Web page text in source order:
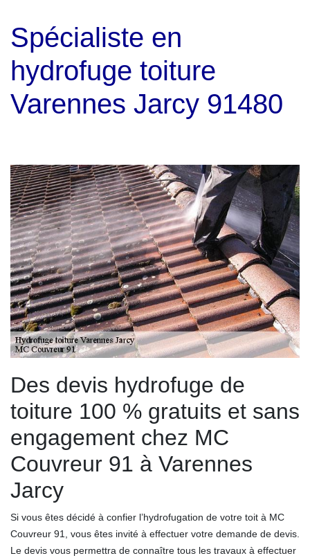
Spécialiste en
hydrofuge toiture
Varennes Jarcy 91480
Des devis hydrofuge de
toiture 100 % gratuits et sans
engagement chez MC
Couvreur 91 à Varennes
Jarcy
Si vous êtes décidé à confier l’hydrofugation de votre toit à MC
Couvreur 91, vous êtes invité à effectuer votre demande de devis.
Le devis vous permettra de connaître tous les travaux à effectuer